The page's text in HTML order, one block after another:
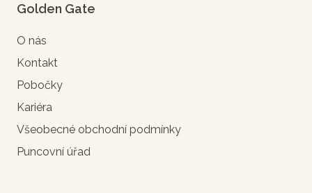
Golden Gate
O nás
Kontakt
Pobočky
Kariéra
Všeobecné obchodní podmínky
Puncovní úřad